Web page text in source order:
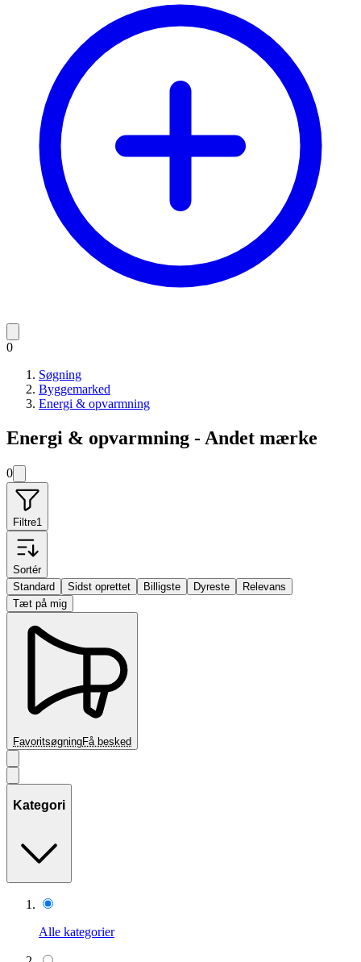
0
Søgning
Byggemarked
Energi & opvarmning
Energi & opvarmning - Andet mærke
0
Filtre1
Sortér
Standard
Sidst oprettet Billigste Dyreste
Relevans
Tæt på mig
FavoritsøgningFå besked
Kategori
Alle kategorier